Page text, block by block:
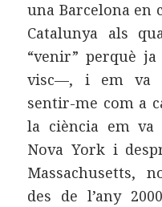
una Barcelona en
Catalunya als
“venir” perquè
visc—, i em va
sentir-me com a
la ciència em
Nova York i
Massachusetts,
des de l’any